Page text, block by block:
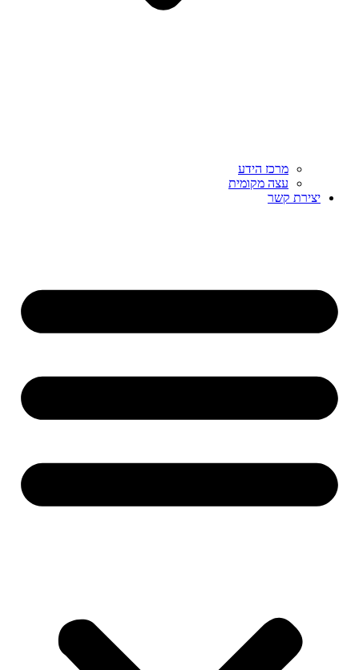
מרכז הידע
עצה מקומית
יצירת קשר